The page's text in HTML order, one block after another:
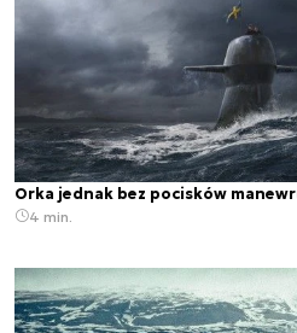
Orka jednak bez pocisków
4 min.